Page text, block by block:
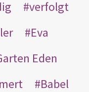
verfolgt
Eva
Eden
Babel